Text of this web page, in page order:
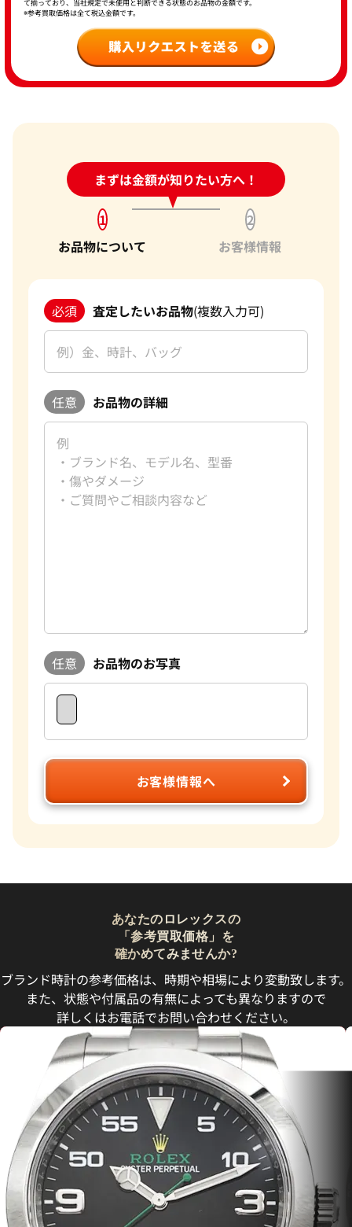
て揃っており、当社規定で未使用と判断できる状態のお品物の金額です。
※参考買取価格は全て税込金額です。
まずは金額が知りたい方へ！
24時間受付中!問い合わせフォーム
1
お品物について
2
お客様情報
必須 査定したいお品物(複数入力可)
任意 お品物の詳細
任意 お品物のお写真
お客様情報へ
あなたのロレックスの
「参考買取価格」を
確かめてみませんか?
ブランド時計の参考価格は、時期や相場により変動致します。
また、状態や付属品の有無によっても異なりますので
詳しくはお電話でお問い合わせください。